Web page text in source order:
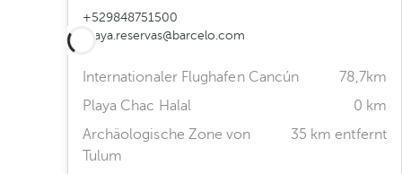
+529848751500
maya.reservas@barcelo.com
Internationaler Flughafen Cancún
78,7km
Playa Chac Halal
0 km
Archäologische Zone von
Tulum
35 km entfernt